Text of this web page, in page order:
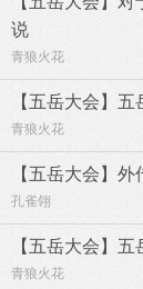
说
青狼火花
【五岳大会】五
青狼火花
【五岳大会】
孔雀翎
【五岳大会】五
青狼火花